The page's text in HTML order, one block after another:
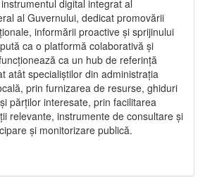
digital integrat al
al Guvernului, dedicat promovării
informării proactive și sprijinului
ca o platformă colaborativă și
ca un hub de referință
atât specialiștilor din administrația
prin furnizarea de resurse, ghiduri
părților interesate, prin facilitarea
relevante, instrumente de consultare și
și monitorizare publică.